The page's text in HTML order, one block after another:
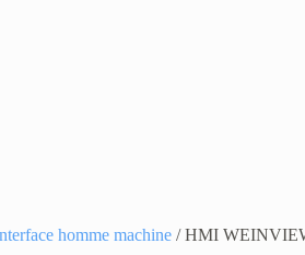
homme machine / HMI